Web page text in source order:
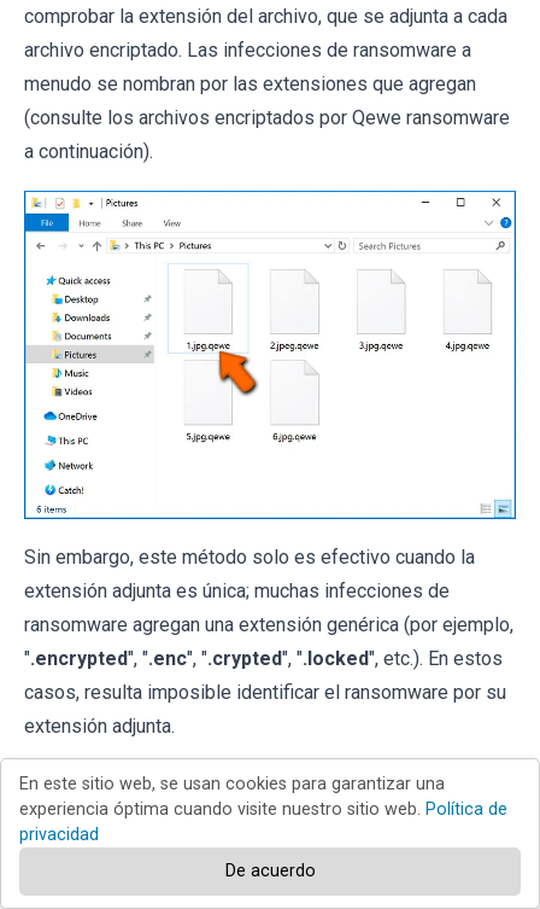
comprobar la extensión del archivo, que se adjunta a cada
archivo encriptado. Las infecciones de ransomware a
menudo se nombran por las extensiones que agregan
(consulte los archivos encriptados por Qewe ransomware
a continuación).
Sin embargo, este método solo es efectivo cuando la
extensión adjunta es única; muchas infecciones de
ransomware agregan una extensión genérica (por ejemplo,
".encrypted", ".enc", ".crypted", ".locked", etc.). En estos
casos, resulta imposible identificar el ransomware por su
extensión adjunta.
Una de las formas más fáciles y rápidas de identificar una
infección de ransomware es utilizar elsitio web ID
Ransomware. Este servicio es compatible con la mayoría
de las infecciones de ransomware existentes. Las
En este sitio web, se usan cookies para garantizar una
experiencia óptima cuando visite nuestro sitio web. Política de
privacidad
De acuerdo